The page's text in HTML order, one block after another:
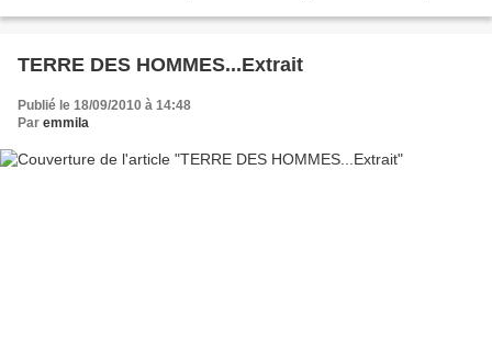
TERRE DES HOMMES...Extrait
Publié le 18/09/2010 à 14:48
Par emmila